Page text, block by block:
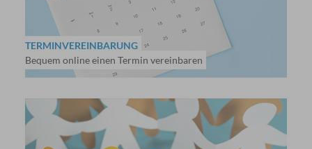
TERMINVEREINBARUNG
Bequem online einen Termin vereinbaren